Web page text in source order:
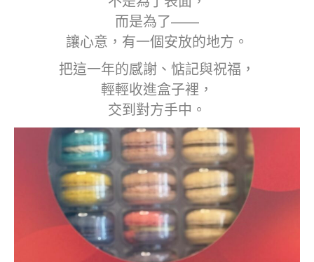
而是為了——
讓心意，有一個安放的地方。
把這一年的感謝、惦記與祝福，
輕輕收進盒子裡，
交到對方手中。